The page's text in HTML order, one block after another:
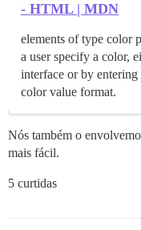
- HTML | MDN
elements of type color
a user specify a color,
interface or by
color value format.
Nós também o
mais fácil.
5 curtidas